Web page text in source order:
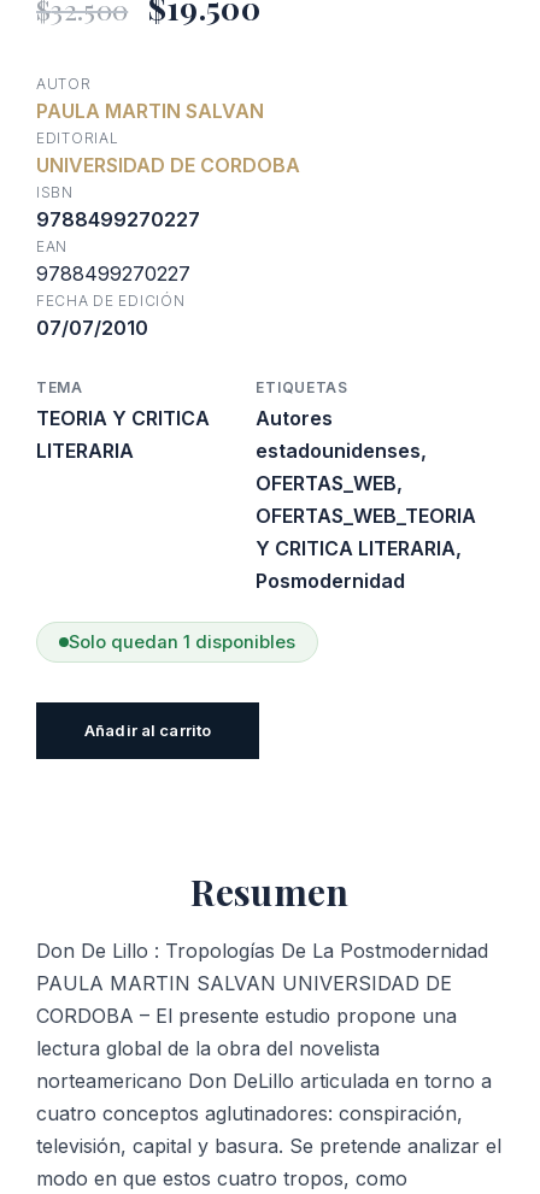
$32.500
original
era:
$32.500.
actual
AUTOR
PAULA MARTIN SALVAN
EDITORIAL
UNIVERSIDAD DE CORDOBA
ISBN
9788499270227
EAN
9788499270227
FECHA DE EDICIÓN
07/07/2010
TEMA
TEORIA Y CRITICA
LITERARIA
ETIQUETAS
Autores
estadounidenses,
OFERTAS_WEB,
OFERTAS_WEB_TEORIA
Y CRITICA LITERARIA,
Posmodernidad
Solo quedan 1 disponibles
Postmodernidad
cantidad
Añadir al carrito
Resumen
Don De Lillo : Tropologías De La Postmodernidad
PAULA MARTIN SALVAN UNIVERSIDAD DE
CORDOBA – El presente estudio propone una
lectura global de la obra del novelista
norteamericano Don DeLillo articulada en torno a
cuatro conceptos aglutinadores: conspiración,
televisión, capital y basura. Se pretende analizar el
modo en que estos cuatro tropos, como